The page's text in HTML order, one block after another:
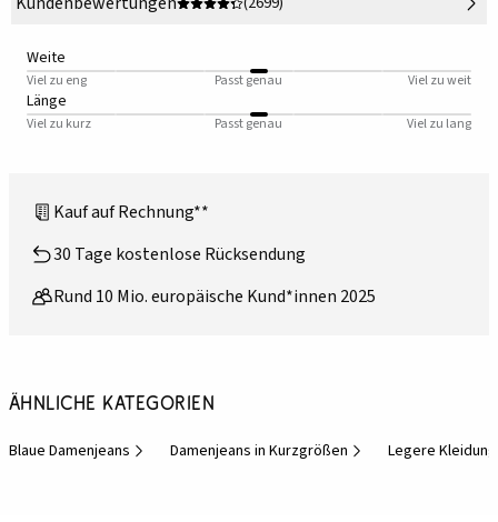
Weite
Viel zu eng Passt genau Viel zu weit
Länge
Viel zu kurz Passt genau Viel zu lang
Kauf auf Rechnung**
30 Tage kostenlose Rücksendung
Rund 10 Mio. europäische Kund*innen 2025
Ähnliche Kategorien
Blaue Damenjeans Damenjeans in Kurzgrößen Legere Kleidung